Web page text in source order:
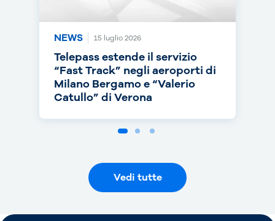
NEWS 15 luglio 2026
Telepass estende il servizio
“Fast Track” negli aeroporti di
Milano Bergamo e “Valerio
Catullo” di Verona
NEWS 14 luglio 2026
Telepass punta sull’RC Auto e
torna on air con una nuova
campagna
NEWS 30 giugno 2026
Telepass cresce in europa: dal
1° luglio telepedaggio attivo
anche nei Paesi Bassi
Vedi tutte